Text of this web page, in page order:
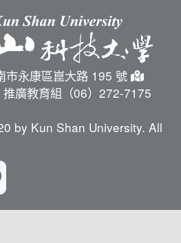
市永康區崑大路 195 號
廣教育組（06）272-7175
by Kun Shan University. All